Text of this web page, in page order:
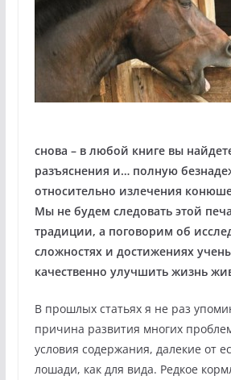
снова – в любой книге вы
разъяснения и… полную
относительно излечения
Мы не будем следовать этой
традиции, а поговорим об
сложностях и достижениях
качественно улучшить жизнь
В прошлых статьях я не раз
причина развития многих
условия содержания, далекие от
лошади, как для вида. Редкое